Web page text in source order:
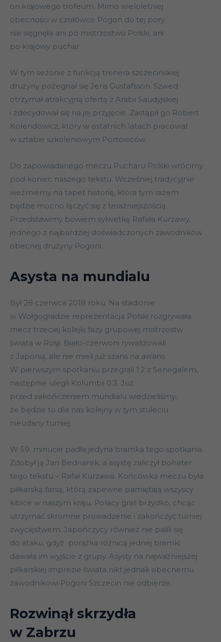
on krajowego trofeum. Mimo wieloletniej
obecności w czołówce Pogoń do tej pory
nie sięgnęła ani po mistrzostwo Polski, ani
po krajowy puchar.
W tym sezonie z funkcją trenera szczecińskiej
drużyny pożegnał się Jens Gustafsson. Szwed
otrzymał atrakcyjną ofertę z Arabii Saudyjskiej
i zdecydował się na jej przyjęcie. Zastąpił go Robert
Kolendowicz, który w ostatnich latach pracował
w sztabie szkoleniowym Portowców.
Do zapowiadanego meczu Pucharu Polski wrócimy
pod koniec naszego tekstu. Wcześniej tradycyjnie
weźmiemy na tapet historię, która tym razem
będzie mocno łączyć się z teraźniejszością.
Przedstawimy bowiem sylwetkę Rafała Kurzawy,
jednego z najbardziej doświadczonych zawodników
obecnej drużyny Pogoni.
Asysta na mundialu
Był 28 czerwca 2018 roku. Na stadionie
w Wołgogradzie reprezentacja Polski rozgrywała
mecz trzeciej kolejki fazy grupowej mistrzostw
świata w Rosji. Biało-czerwoni rywalizowali
z Japonią, ale nie mieli już szans na awans.
W pierwszym spotkaniu przegrali 1:2 z Senegalem,
następnie ulegli Kolumbii 0:3. Już
przed zakończeniem mundialu wiedzieliśmy,
że będzie to dla nas kolejny w tym stuleciu
nieudany turniej.
W 59. minucie padła jedyna bramka tego spotkania.
Zdobył ją Jan Bednarek, a asystę zaliczył bohater
tego tekstu – Rafał Kurzawa. Końcówka meczu była
piłkarską farsą, którą zapewne pamiętają wszyscy
kibice w naszym kraju. Polacy grali brzydko, chcąc
utrzymać skromne prowadzenie i zakończyć turniej
zwycięstwem. Japończycy również nie palili się
do ataku, gdyż porażka różnicą jednej bramki
dawała im wyjście z grupy. Asysty na najważniejszej
piłkarskiej imprezie świata nikt jednak obecnemu
zawodnikowi Pogoni Szczecin nie odbierze.
Rozwinął skrzydła
w Zabrzu